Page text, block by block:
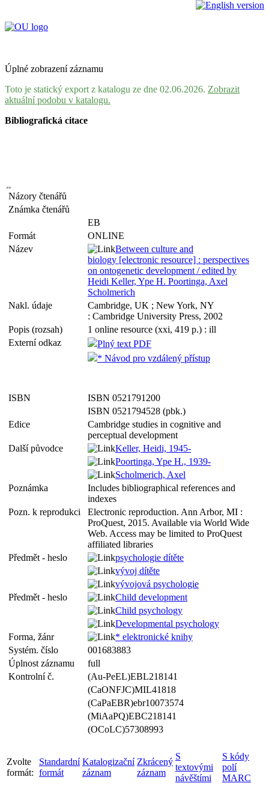
Úplné zobrazení záznamu
Toto je statický export z katalogu ze dne 02.06.2026. Zobrazit
aktuální podobu v katalogu.
Bibliografická citace
Názory čtenářů
Známka čtenářů
EB
Formát
ONLINE
Název
Between culture and
biology [electronic resource] : perspectives
on ontogenetic development / edited by
Heidi Keller, Ype H. Poortinga, Axel
Scholmerich
Nakl. údaje
Cambridge, UK ; New York, NY
: Cambridge University Press, 2002
Popis (rozsah)
1 online resource (xxi, 419 p.) : ill
Externí odkaz
Plný text PDF
* Návod pro vzdálený přístup
ISBN
ISBN 0521791200
ISBN 0521794528 (pbk.)
Edice
Cambridge studies in cognitive and
perceptual development
Další původce
Keller, Heidi, 1945-
Poortinga, Ype H., 1939-
Scholmerich, Axel
Poznámka
Includes bibliographical references and
indexes
Pozn. k reprodukci
Electronic reproduction. Ann Arbor, MI :
ProQuest, 2015. Available via World Wide
Web. Access may be limited to ProQuest
affiliated libraries
Předmět - heslo
psychologie dítěte
vývoj dítěte
vývojová psychologie
Předmět - heslo
Child development
Child psychology
Developmental psychology
Forma, žánr
* elektronické knihy
Systém. číslo
001683883
Úplnost záznamu
full
Kontrolní č.
(Au-PeEL)EBL218141
(CaONFJC)MIL41818
(CaPaEBR)ebr10073574
(MiAaPQ)EBC218141
(OCoLC)57308993
Zvolte
formát:
Standardní
formát
Katalogizační
záznam
Zkrácený
záznam
S
textovými
návěštími
S kódy
polí
MARC